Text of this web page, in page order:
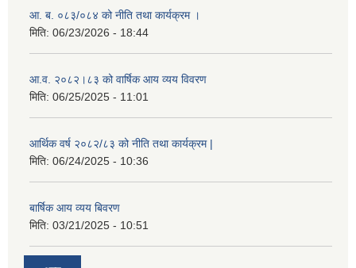
आ. ब. ०८३/०८४ को नीति तथा कार्यक्रम ।
मिति: 06/23/2026 - 18:44
आ.व. २०८२।८३ को वार्षिक आय व्यय विवरण
मिति: 06/25/2025 - 11:01
आर्थिक वर्ष २०८२/८३ को नीति तथा कार्यक्रम |
मिति: 06/24/2025 - 10:36
बार्षिक आय व्यय बिवरण
मिति: 03/21/2025 - 10:51